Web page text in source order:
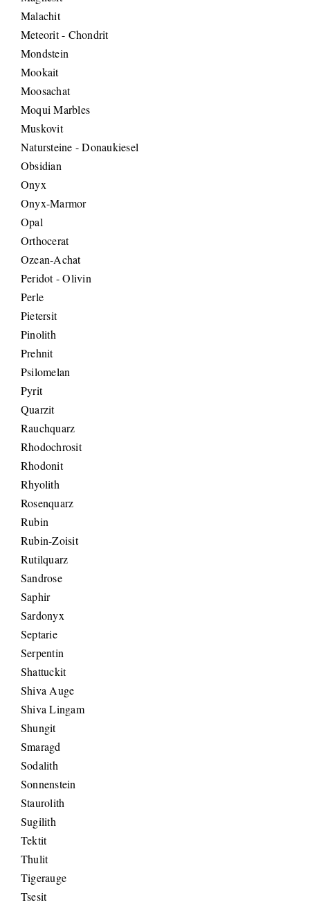
Malachit
Meteorit - Chondrit
Mondstein
Mookait
Moosachat
Moqui Marbles
Muskovit
Natursteine - Donaukiesel
Obsidian
Onyx
Onyx-Marmor
Opal
Orthocerat
Ozean-Achat
Peridot - Olivin
Perle
Pietersit
Pinolith
Prehnit
Psilomelan
Pyrit
Quarzit
Rauchquarz
Rhodochrosit
Rhodonit
Rhyolith
Rosenquarz
Rubin
Rubin-Zoisit
Rutilquarz
Sandrose
Saphir
Sardonyx
Septarie
Serpentin
Shattuckit
Shiva Auge
Shiva Lingam
Shungit
Smaragd
Sodalith
Sonnenstein
Staurolith
Sugilith
Tektit
Thulit
Tigerauge
Tsesit